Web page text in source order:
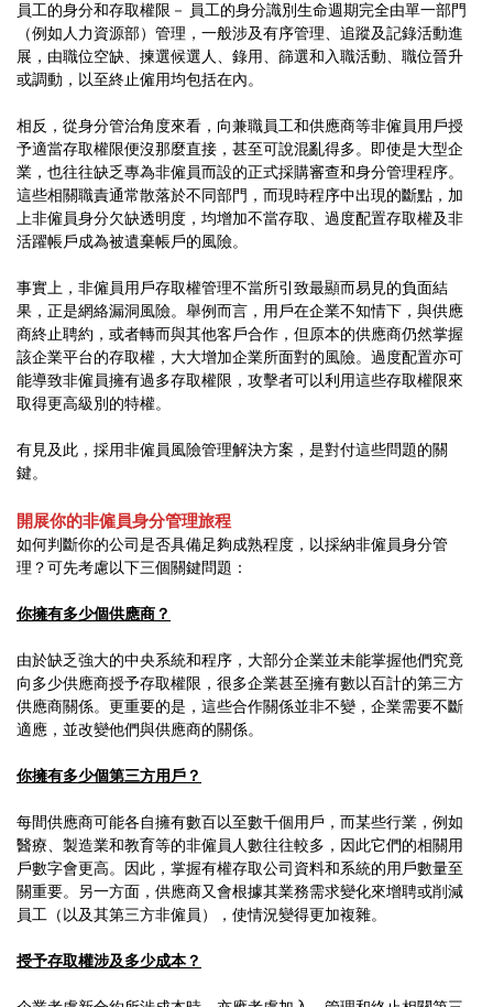
員工的身分和存取權限－ 員工的身分識別生命週期完全由單一部門
（例如人力資源部）管理，一般涉及有序管理、追蹤及記錄活動進
展，由職位空缺、揀選候選人、錄用、篩選和入職活動、職位晉升
或調動，以至終止僱用均包括在內。
相反，從身分管治角度來看，向兼職員工和供應商等非僱員用戶授
予適當存取權限便沒那麼直接，甚至可說混亂得多。即使是大型企
業，也往往缺乏專為非僱員而設的正式採購審查和身分管理程序。
這些相關職責通常散落於不同部門，而現時程序中出現的斷點，加
上非僱員身分欠缺透明度，均增加不當存取、過度配置存取權及非
活躍帳戶成為被遺棄帳戶的風險。
事實上，非僱員用戶存取權管理不當所引致最顯而易見的負面結
果，正是網絡漏洞風險。舉例而言，用戶在企業不知情下，與供應
商終止聘約，或者轉而與其他客戶合作，但原本的供應商仍然掌握
該企業平台的存取權，大大增加企業所面對的風險。過度配置亦可
能導致非僱員擁有過多存取權限，攻擊者可以利用這些存取權限來
取得更高級別的特權。
有見及此，採用非僱員風險管理解決方案，是對付這些問題的關
鍵。
開展你的非僱員身分管理旅程
如何判斷你的公司是否具備足夠成熟程度，以採納非僱員身分管
理？可先考慮以下三個關鍵問題：
你擁有多少個供應商？
由於缺乏強大的中央系統和程序，大部分企業並未能掌握他們究竟
向多少供應商授予存取權限，很多企業甚至擁有數以百計的第三方
供應商關係。更重要的是，這些合作關係並非不變，企業需要不斷
適應，並改變他們與供應商的關係。
你擁有多少個第三方用戶？
每間供應商可能各自擁有數百以至數千個用戶，而某些行業，例如
醫療、製造業和教育等的非僱員人數往往較多，因此它們的相關用
戶數字會更高。因此，掌握有權存取公司資料和系統的用戶數量至
關重要。另一方面，供應商又會根據其業務需求變化來增聘或削減
員工（以及其第三方非僱員），使情況變得更加複雜。
授予存取權涉及多少成本？